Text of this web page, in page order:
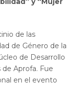
de las
de Género de la
de Desarrollo
Aprofa. Fue
en el evento